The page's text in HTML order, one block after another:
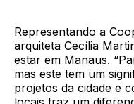
Representando a
arquiteta Cecília
estar em Manaus.
mas este tem um
projetos da cidade e